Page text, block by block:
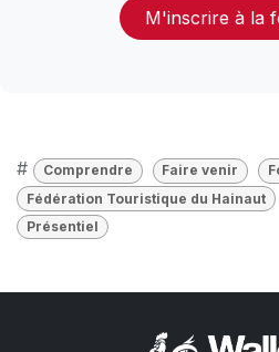
M'inscrire à la
# Comprendre Faire venir
Fédération Touristique du Hainaut
Présentiel